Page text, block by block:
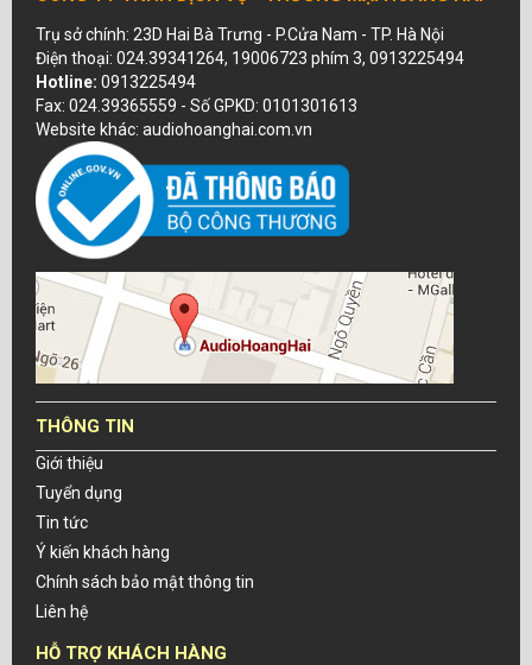
Trụ sở chính: 23D Hai Bà Trưng - P.Cửa Nam - TP. Hà Nội
Điện thoại: 024.39341264, 19006723 phím 3, 0913225494
Hotline: 0913225494
Fax: 024.39365559 - Số GPKD: 0101301613
Website khác: audiohoanghai.com.vn
THÔNG TIN
Giới thiệu
Tuyển dụng
Tin tức
Ý kiến khách hàng
Chính sách bảo mật thông tin
Liên hệ
HỖ TRỢ KHÁCH HÀNG